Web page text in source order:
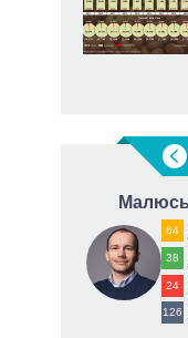
64
38
24
126